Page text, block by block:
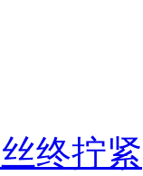
终拧紧